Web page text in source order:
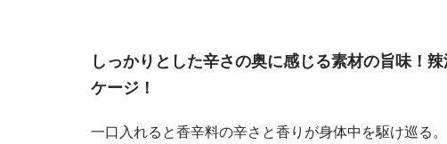
しっかりとした辛さの奥に感じる素材の旨味！
ケージ！
一口入れると香辛料の辛さと香りが身体中を駆け巡る